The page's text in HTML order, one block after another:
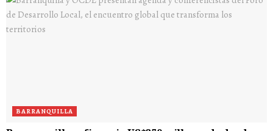
BARRANQUILLA